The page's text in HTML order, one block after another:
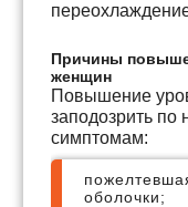
Причины
женщин
Повышение
заподозрить
симптомам:
оболочки;